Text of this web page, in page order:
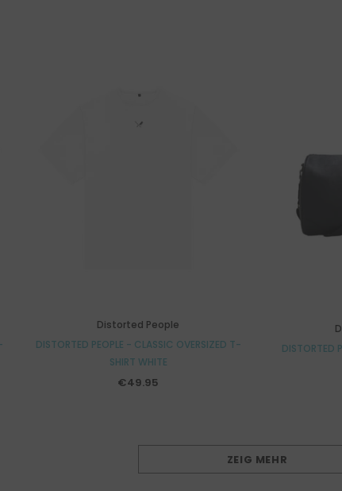
Distorted People
DISTORTED PEOPLE - CLASSIC OVERSIZED T-
SHIRT WHITE
€49.95
DISTORTED
ZEIG MEHR